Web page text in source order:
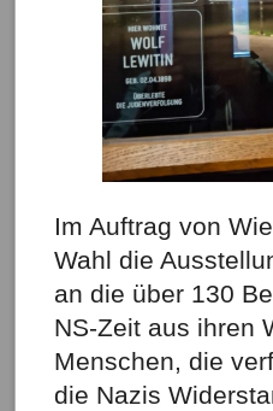
Im Auftrag von
Wahl die
an die über 130
NS-Zeit aus ihren
Menschen, die
die Nazis